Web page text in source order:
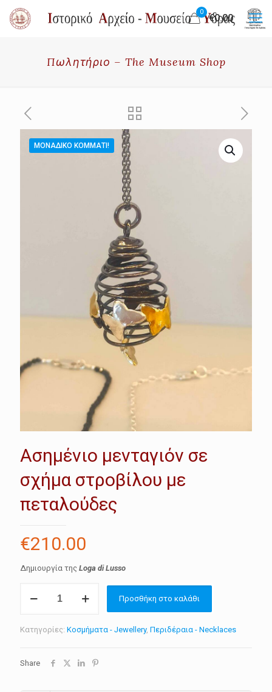
0
€0.00
Πωλητήριο – The Museum Shop
ΜΟΝΑΔΙΚΌ ΚΟΜΜΆΤΙ!
Ασημένιο μενταγιόν σε
σχήμα στροβίλου με
πεταλούδες
€210.00
Δημιουργία της Loga di Lusso
μενταγιόν
στροβίλου
πεταλούδες
ποσότητα
Προσθήκη στο καλάθι
Κατηγορίες: Κοσμήματα - Jewellery, Περιδέραια - Necklaces
Share